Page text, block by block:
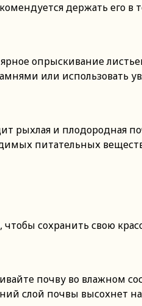
держать его
опрыскивание
или использовать
рыхлая и плодородная
питательных
чтобы сохранить свою
почву во влажном
слой почвы высохнет